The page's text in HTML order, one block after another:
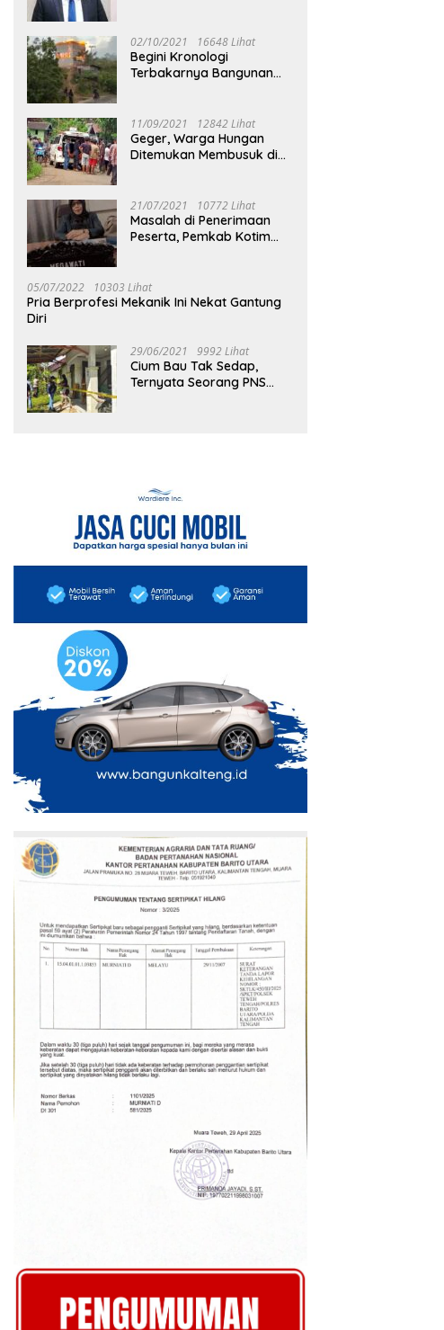
02/10/2021 16648 Lihat
Begini Kronologi
Terbakarnya Bangunan
11/09/2021 12842 Lihat
Geger, Warga Hungan
Ditemukan Membusuk di
21/07/2021 10772 Lihat
Masalah di Penerimaan
Peserta, Pemkab Kotim
05/07/2022 10303 Lihat
Pria Berprofesi Mekanik Ini Nekat Gantung
Diri
29/06/2021 9992 Lihat
Cium Bau Tak Sedap,
Ternyata Seorang PNS